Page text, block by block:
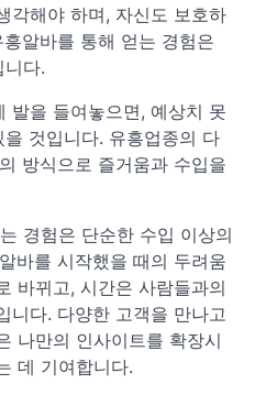
각해야 하며, 자신도 보호하
알바를 통해 얻는 경험은
다.
발을 들여놓으면, 예상치 못
것입니다. 유흥업종의 다
방식으로 즐거움과 수입을
경험은 단순한 수입 이상의
바를 시작했을 때의 두려움
바뀌고, 시간은 사람들과의
니다. 다양한 고객을 만나고
나만의 인사이트를 확장시
데 기여합니다.